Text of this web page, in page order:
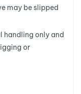
may be slipped
handling only and
or